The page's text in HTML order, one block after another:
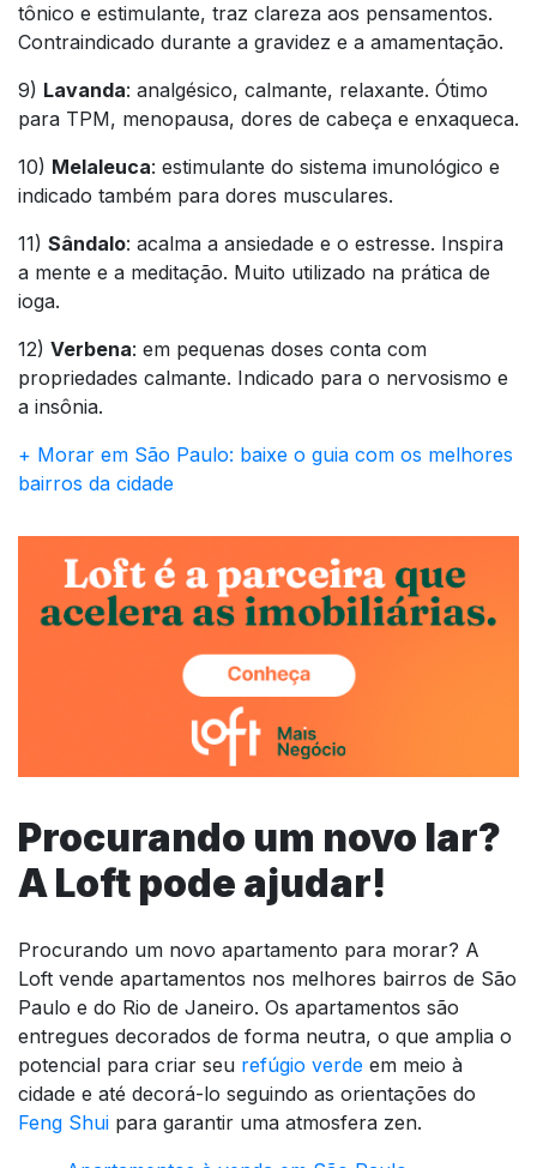
tônico e estimulante, traz clareza aos pensamentos.
Contraindicado durante a gravidez e a amamentação.
9) Lavanda: analgésico, calmante, relaxante. Ótimo
para TPM, menopausa, dores de cabeça e enxaqueca.
10) Melaleuca: estimulante do sistema imunológico e
indicado também para dores musculares.
11) Sândalo: acalma a ansiedade e o estresse. Inspira
a mente e a meditação. Muito utilizado na prática de
ioga.
12) Verbena: em pequenas doses conta com
propriedades calmante. Indicado para o nervosismo e
a insônia.
+ Morar em São Paulo: baixe o guia com os melhores
bairros da cidade
Procurando um novo lar?
A Loft pode ajudar!
Procurando um novo apartamento para morar? A
Loft vende apartamentos nos melhores bairros de São
Paulo e do Rio de Janeiro. Os apartamentos são
entregues decorados de forma neutra, o que amplia o
potencial para criar seu refúgio verde em meio à
cidade e até decorá-lo seguindo as orientações do
Feng Shui para garantir uma atmosfera zen.